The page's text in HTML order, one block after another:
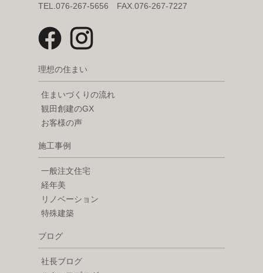
TEL.076-267-5656 FAX.076-267-7227
理想の住まい
住まいづくりの流れ
観田創建のGX
お客様の声
施工事例
一般注文住宅
経年美
リノベーション
特殊建築
ブログ
社長ブログ